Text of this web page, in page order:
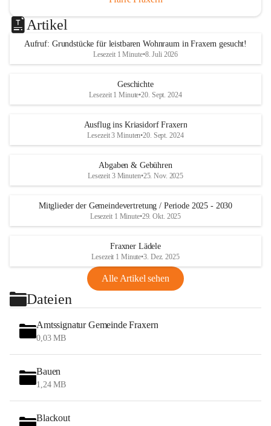
Artikel
Aufruf: Grundstücke für leistbaren Wohnraum in Fraxern gesucht!
Lesezeit 1 Minute•8. Juli 2026
Geschichte
Lesezeit 1 Minute•20. Sept. 2024
Ausflug ins Kriasidorf Fraxern
Lesezeit 3 Minuten•20. Sept. 2024
Abgaben & Gebühren
Lesezeit 3 Minuten•25. Nov. 2025
Mitglieder der Gemeindevertretung / Periode 2025 - 2030
Lesezeit 1 Minute•29. Okt. 2025
Fraxner Lädele
Lesezeit 1 Minute•3. Dez. 2025
Alle Artikel sehen
Dateien
Amtssignatur Gemeinde Fraxern
0,03 MB
Bauen
1,24 MB
Blackout